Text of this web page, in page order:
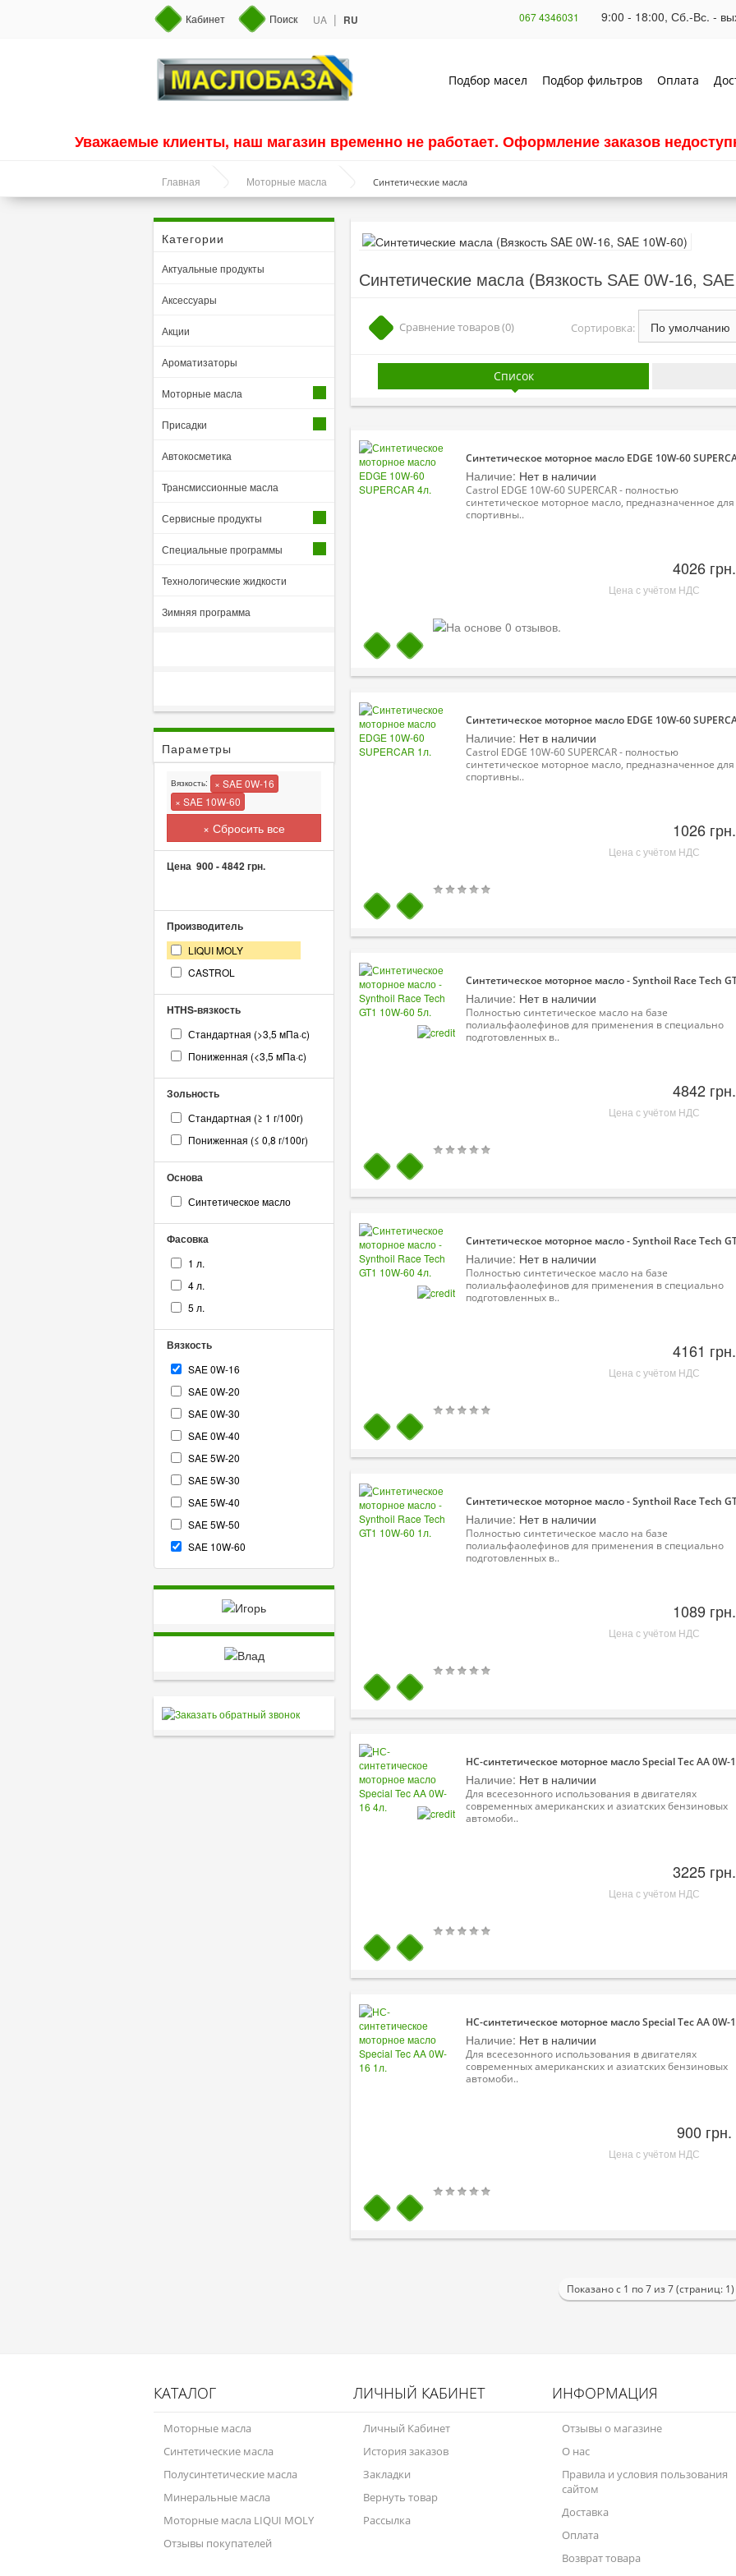
Кабинет Поиск UA | RU 067 4346031 9:00 - 18:00, Сб.-Вс. -
Подбор масел Подбор фильтров Оплата
Уважаемые клиенты, наш магазин временно не работает. Оформление заказов
Главная Моторные масла Синтетические масла
Категории
Актуальные продукты
Аксессуары
Акции
Ароматизаторы
Моторные масла
Присадки
Автокосметика
Трансмиссионные масла
Сервисные продукты
Специальные программы
Технологические жидкости
Зимняя программа
Параметры
Вязкость:
× SAE 0W-16
× SAE 10W-60
× Сбросить все
Цена 900-4842грн.
Производитель
LIQUI MOLY
CASTROL
HTHS-вязкость
Стандартная (>3,5 мПа·с)
Пониженная (<3,5 мПа·с)
Зольность
Стандартная (≥ 1 г/100г)
Пониженная (≤ 0,8 г/100г)
Основа
Синтетическое масло
Фасовка
1 л.
4 л.
5 л.
Вязкость
SAE 0W-16
SAE 0W-20
SAE 0W-30
SAE 0W-40
SAE 5W-20
SAE 5W-30
SAE 5W-40
SAE 5W-50
SAE 10W-60
Синтетические масла (Вязкость SAE 0W-16,
Сравнение товаров (0) Сортировка:
Список
Синтетическое моторное масло EDGE 10W-60
Наличие: Нет в наличии
Castrol EDGE 10W-60 SUPERCAR - полностью
синтетическое моторное масло, предназначенное для
спортивны..
4026 грн.
Цена с учётом НДС
Синтетическое моторное масло EDGE 10W-60
Наличие: Нет в наличии
Castrol EDGE 10W-60 SUPERCAR - полностью
синтетическое моторное масло, предназначенное для
спортивны..
1026 грн.
Цена с учётом НДС
Синтетическое моторное масло - Synthoil Race Tech
Наличие: Нет в наличии
Полностью синтетическое масло на базе
полиальфаолефинов для применения в специально
подготовленных в..
4842 грн.
Цена с учётом НДС
Синтетическое моторное масло - Synthoil Race Tech
Наличие: Нет в наличии
Полностью синтетическое масло на базе
полиальфаолефинов для применения в специально
подготовленных в..
4161 грн.
Цена с учётом НДС
Синтетическое моторное масло - Synthoil Race Tech
Наличие: Нет в наличии
Полностью синтетическое масло на базе
полиальфаолефинов для применения в специально
подготовленных в..
1089 грн.
Цена с учётом НДС
НС-синтетическое моторное масло Special Tec AA 0W-
Наличие: Нет в наличии
Для всесезонного использования в двигателях
современных американских и азиатских бензиновых
автомоби..
3225 грн.
Цена с учётом НДС
НС-синтетическое моторное масло Special Tec AA 0W-
Наличие: Нет в наличии
Для всесезонного использования в двигателях
современных американских и азиатских бензиновых
автомоби..
900 грн.
Цена с учётом НДС
Показано с 1 по 7 из 7 (страниц: 1)
КАТАЛОГ
Моторные масла
Синтетические масла
Полусинтетические масла
Минеральные масла
Моторные масла LIQUI MOLY
Отзывы покупателей
ЛИЧНЫЙ КАБИНЕТ
Личный Кабинет
История заказов
Закладки
Вернуть товар
Рассылка
ИНФОРМАЦИЯ
Отзывы о магазине
О нас
Правила и условия пользования
сайтом
Доставка
Оплата
Возврат товара